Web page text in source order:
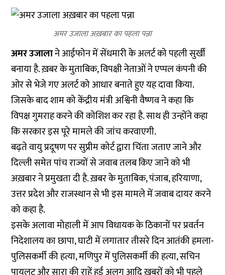
अमर उजाला अख़बार का पहला पन्ना
अमर उजालाने आईफोन में सेंधमारी के अलर्ट को पहली सुर्खी
बनाया है. ख़बर के मुताबिक, विपक्षी नेताओं ने एप्पल कंपनी की
ओर से भेजे गए अलर्ट को आधार बनाते हुए यह दावा किया.
जिसके बाद शाम को केंद्रीय मंत्री अश्विनी वैष्णव ने कहा कि
विपक्ष गुमराह करने की कोशिश कर रहा है. साथ ही उन्होंने कहा
कि सरकार इस पूरे मामले की जांच करवाएगी.
बढ़ते वायु प्रदूषण पर सुप्रीम कोर्ट द्वारा चिंता जताए जाने और
दिल्ली समेत पांच राज्यों से जवाब तलब किए जाने को भी
अख़बार ने प्रमुखता दी है. ख़बर के मुताबिक, पंजाब, हरियाणा,
उत्तर प्रदेश और राजस्थान से भी इस मामले में जवाब दायर करने
को कहा है.
इसके अलावा मोहाली में आप विधायक के ठिकानों पर प्रवर्तन
निदेशालय का छापा, घाटी में लगातार तीसरे दिन आतंकी हमला-
पुलिसकर्मी की हत्या, मणिपुर में पुलिसकर्मी की हत्या, सचिन